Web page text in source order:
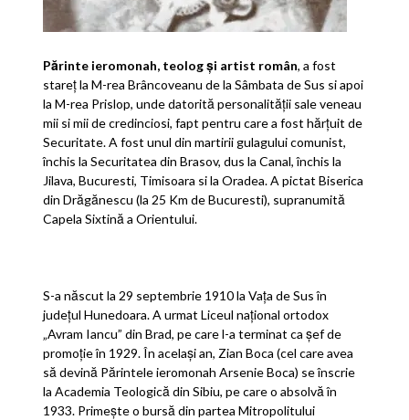
Părinte ieromonah, teolog şi artist român, a fost
stareţ la M-rea Brâncoveanu de la Sâmbata de Sus si apoi
la M-rea Prislop, unde datorită personalităţii sale veneau
mii si mii de credinciosi, fapt pentru care a fost hărţuit de
Securitate. A fost unul din martirii gulagului comunist,
închis la Securitatea din Brasov, dus la Canal, închis la
Jilava, Bucuresti, Timisoara si la Oradea. A pictat Biserica
din Drăgănescu (la 25 Km de Bucuresti), supranumită
Capela Sixtină a Orientului.
S-a născut la 29 septembrie 1910 la Vaţa de Sus în
judeţul Hunedoara. A urmat Liceul naţional ortodox
„Avram Iancu” din Brad, pe care l-a terminat ca şef de
promoţie în 1929. În acelaşi an, Zian Boca (cel care avea
să devină Părintele ieromonah Arsenie Boca) se înscrie
la Academia Teologică din Sibiu, pe care o absolvă în
1933. Primeşte o bursă din partea Mitropolitului